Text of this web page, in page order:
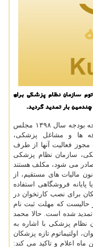
سازمان نظام پزشكی برای
بار تمدید گردید.
در صورتیكه طبق بند الحاقی تبصره۶ لایحه بودجه سال ۱۳۹۸ مجلس
ها و مشاغل پزشكی،
فعالیت آنها از طرف
سازمان نظام پزشكی
صادر می شود، مكلف هستند
بخشنامه تبصره ۲ ماده ۱۶۹ قانون مالیات های مستقیم، از
پایانه فروشگاهی استفاده
برای نصب كارتخوان در
حالیست كه مهلت ثبت نام
تمدید شده است. حالا محمد
نظام پزشكی با اشاره به
اولتیماتوم تازه پزشكان
اعلام و تاكید می كند: